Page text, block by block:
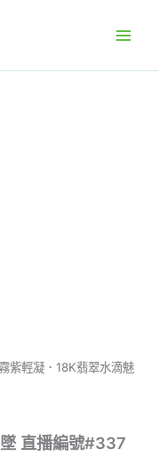
紫輕凝．18K翡翠水滴魅
直播編號#337